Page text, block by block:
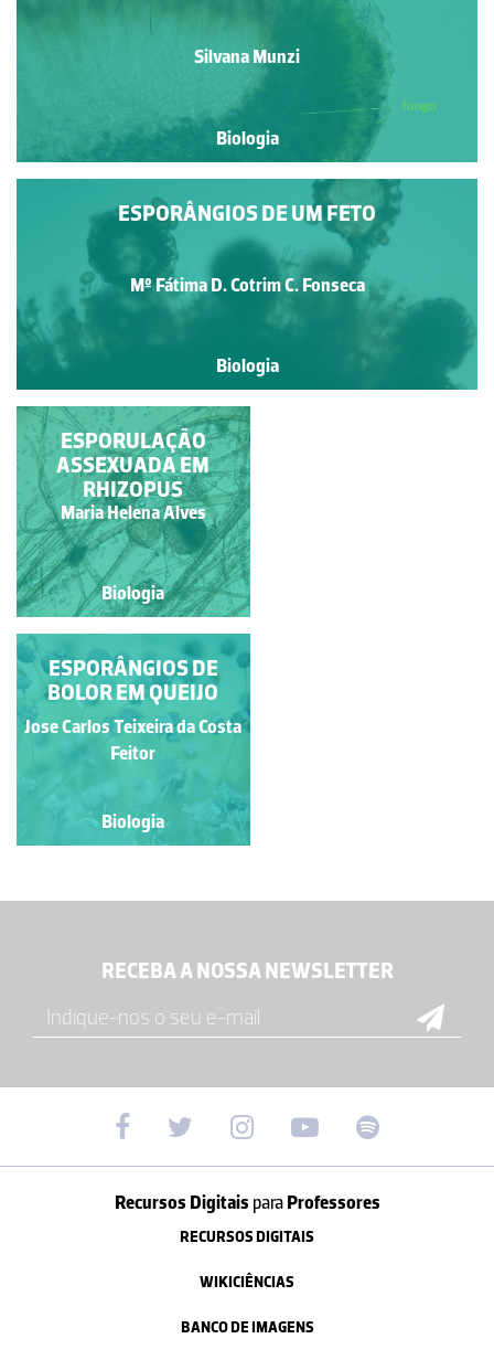
Silvana Munzi
Biologia
ESPORÂNGIOS DE UM FETO
Mº Fátima D. Cotrim C. Fonseca
Biologia
SOROS EM FOLHA DE
PTERIDÓFITA
Manuela Lopes
Biologia
ESPORULAÇÃO
ASSEXUADA EM
RHIZOPUS
Maria Helena Alves
Biologia
AVENCA COM SOROS
Francisca Maria Fernandes
Mendonça de Carvalho
Biologia
ESPORÂNGIOS DE
BOLOR EM QUEIJO
Jose Carlos Teixeira da Costa
Feitor
Biologia
RECEBA A NOSSA NEWSLETTER
Recursos Digitais paraProfessores
RECURSOS DIGITAIS
WIKICIÊNCIAS
BANCO DE IMAGENS